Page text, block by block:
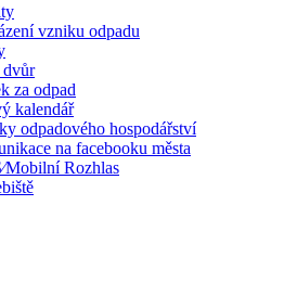
vzniku odpadu
dvůr
za odpad
kalendář
odpadového hospodářství
na facebooku města
Rozhlas